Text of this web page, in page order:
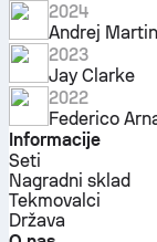
2024
Andrej Martin
2023
Jay Clarke
2022
Federico
Informacije
Seti
Nagradni sklad
Tekmovalci
Država